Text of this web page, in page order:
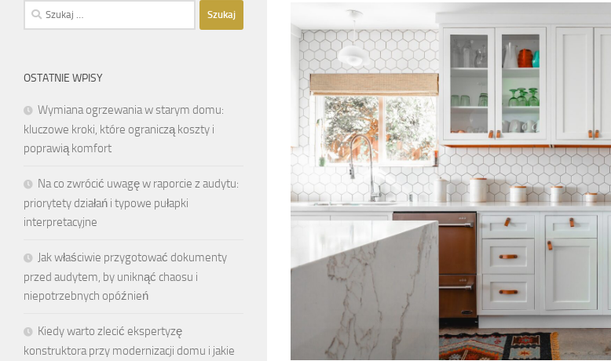
Szukaj:
OSTATNIE WPISY
Wymiana ogrzewania w starym domu:
kluczowe kroki, które ograniczą koszty i
poprawią komfort
Na co zwrócić uwagę w raporcie z audytu:
priorytety działań i typowe pułapki
interpretacyjne
Jak właściwie przygotować dokumenty
przed audytem, by uniknąć chaosu i
niepotrzebnych opóźnień
Kiedy warto zlecić ekspertyzę
konstruktora przy modernizacji domu i jakie